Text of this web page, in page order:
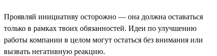
Проявляй инициативу осторожно — она должна оставаться
только в рамках твоих обязанностей. Идеи по улучшению
работы компании в целом могут остаться без внимания или
вызвать негативную реакцию.